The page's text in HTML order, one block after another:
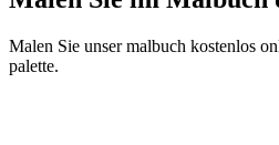
Malen Sie unser malbuch kostenlos
palette.